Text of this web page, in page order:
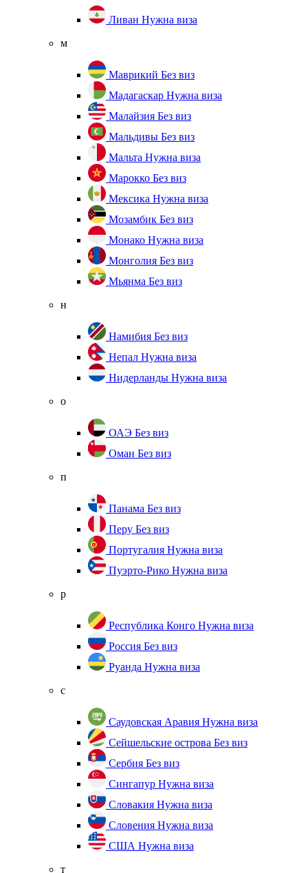
Ливан Нужна виза
м
Маврикий Без виз
Мадагаскар Нужна виза
Малайзия Без виз
Мальдивы Без виз
Мальта Нужна виза
Марокко Без виз
Мексика Нужна виза
Мозамбик Без виз
Монако Нужна виза
Монголия Без виз
Мьянма Без виз
н
Намибия Без виз
Непал Нужна виза
Нидерланды Нужна виза
о
ОАЭ Без виз
Оман Без виз
п
Панама Без виз
Перу Без виз
Португалия Нужна виза
Пуэрто-Рико Нужна виза
р
Республика Конго Нужна виза
Россия Без виз
Руанда Нужна виза
с
Саудовская Аравия Нужна виза
Сейшельские острова Без виз
Сербия Без виз
Сингапур Нужна виза
Словакия Нужна виза
Словения Нужна виза
США Нужна виза
т